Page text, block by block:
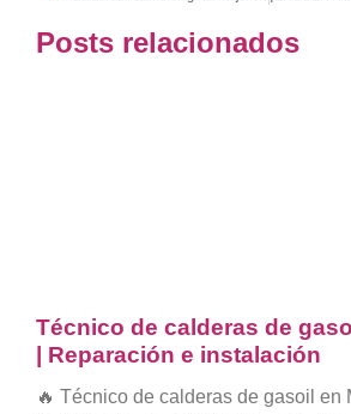
Posts relacionados
Técnico de calderas de
| Reparación e instalación
🔥 Técnico de calderas de gasoil en